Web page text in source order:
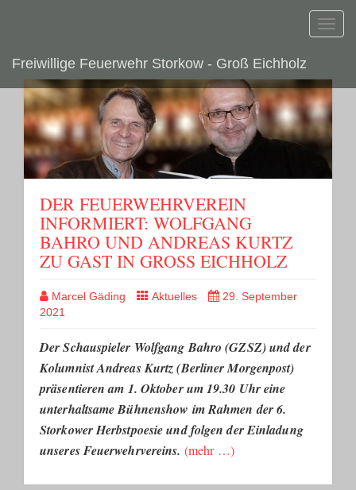
Freiwillige Feuerwehr Storkow - Groß Eichholz
DER FEUERWEHRVEREIN
INFORMIERT: WOLFGANG
BAHRO UND ANDREAS KURTZ
ZU GAST IN GROSS EICHHOLZ
Marcel Gäding Aktuelles
29. September
2021
Der Schauspieler Wolfgang Bahro (GZSZ) und der
Kolumnist Andreas Kurtz (Berliner Morgenpost)
präsentieren am 1. Oktober um 19.30 Uhr eine
unterhaltsame Bühnenshow im Rahmen der 6.
Storkower Herbstpoesie und folgen der Einladung
unseres Feuerwehrvereins. (mehr …)